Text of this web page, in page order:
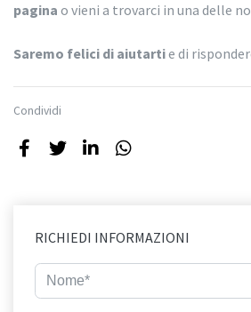
pagina o vieni a trovarci in una delle
Saremo felici di aiutartie di
Condividi
RICHIEDI INFORMAZIONI